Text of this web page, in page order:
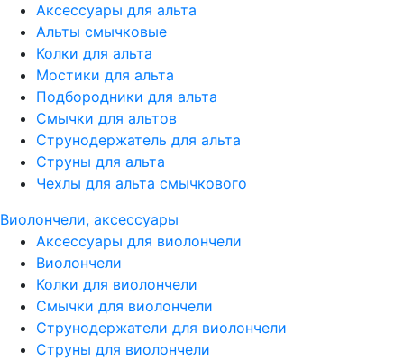
Аксессуары для альта
Альты смычковые
Колки для альта
Мостики для альта
Подбородники для альта
Смычки для альтов
Струнодержатель для альта
Струны для альта
Чехлы для альта смычкового
Виолончели, аксессуары
Аксессуары для виолончели
Виолончели
Колки для виолончели
Смычки для виолончели
Струнодержатели для виолончели
Струны для виолончели